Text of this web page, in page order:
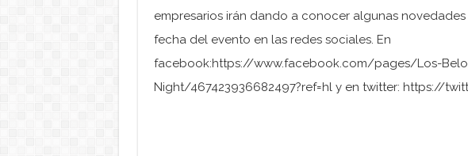
empresarios irán dando a conocer algunas
fecha del evento en las redes sociales. En
facebook:https://www.facebook.com/pages/Los-
Night/467423936682497?ref=hl y en twitter: https://